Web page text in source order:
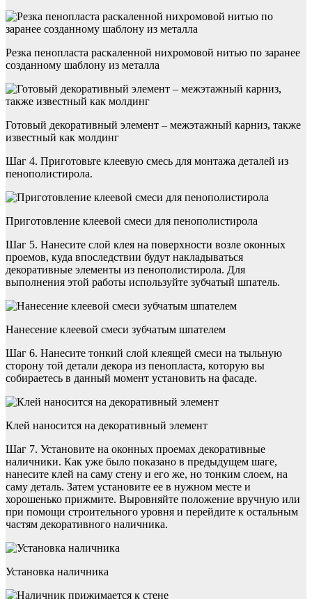
Резка пенопласта раскаленной нихромовой нитью по заранее
созданному шаблону из металла
Готовый декоративный элемент – межэтажный карниз, также
известный как молдинг
Шаг 4. Приготовьте клеевую смесь для монтажа деталей из
пенополистирола.
Приготовление клеевой смеси для пенополистирола
Шаг 5. Нанесите слой клея на поверхности возле оконных
проемов, куда впоследствии будут накладываться
декоративные элементы из пенополистирола. Для
выполнения этой работы используйте зубчатый шпатель.
Нанесение клеевой смеси зубчатым шпателем
Шаг 6. Нанесите тонкий слой клеящей смеси на тыльную
сторону той детали декора из пенопласта, которую вы
собираетесь в данный момент установить на фасаде.
Клей наносится на декоративный элемент
Шаг 7. Установите на оконных проемах декоративные
наличники. Как уже было показано в предыдущем шаге,
нанесите клей на саму стену и его же, но тонким слоем, на
саму деталь. Затем установите ее в нужном месте и
хорошенько прижмите. Выровняйте положение вручную или
при помощи строительного уровня и перейдите к остальным
частям декоративного наличника.
Установка наличника